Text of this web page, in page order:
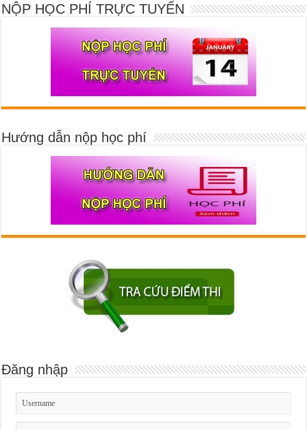
NỘP HỌC PHÍ TRỰC TUYẾN
Hướng dẫn nộp học phí
Đăng nhập